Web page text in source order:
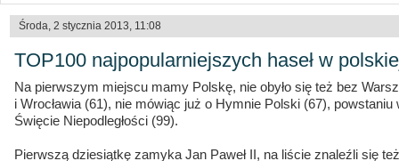
Środa, 2 stycznia 2013, 11:08
TOP100 najpopularniejszych haseł w
Na pierwszym miejscu mamy Polskę, nie obyło się też bez
i Wrocławia (61), nie mówiąc już o Hymnie Polski (67),
Święcie Niepodległości (99).
Pierwszą dziesiątkę zamyka Jan Paweł II, na liście znaleźli się